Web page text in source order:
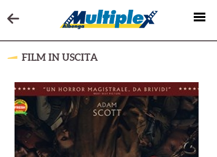
FILM IN USCITA